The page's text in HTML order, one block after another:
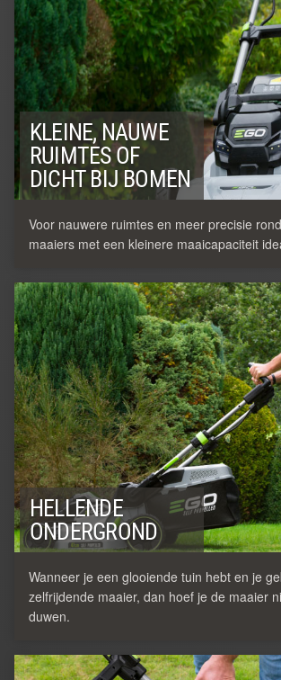
KLEINE, NAUWE
RUIMTES OF
DICHT BIJ BOMEN
Voor nauwere ruimtes en meer precisie
maaiers met een kleinere maaicapaciteit
HELLENDE
ONDERGROND
Wanneer je een glooiende tuin hebt en je
zelfrijdende maaier, dan hoef je de maaier
duwen.